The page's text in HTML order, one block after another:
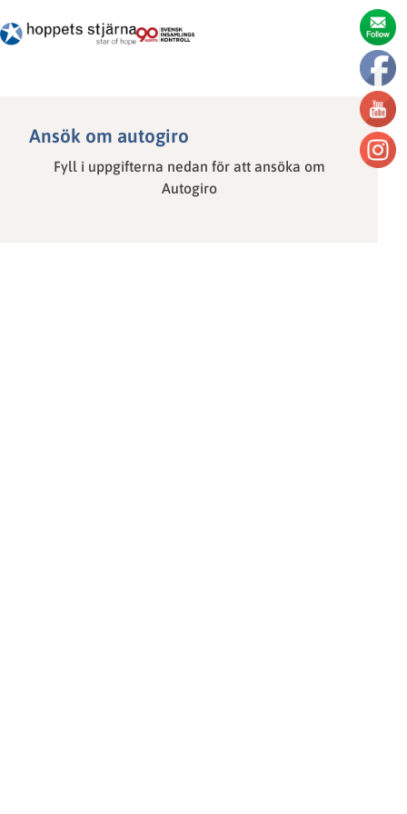
Ansök om autogiro
Fyll i uppgifterna nedan för att ansöka om
Autogiro